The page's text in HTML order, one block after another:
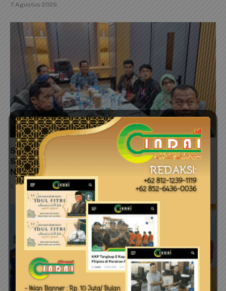
7 Agustus 2026
Satresnarkoba Polresta Tanjungpinang Perkuat
Sinergi dengan Jasa Ekspedisi Cegah Peredaran
Narkoba
6 Agustus 2026